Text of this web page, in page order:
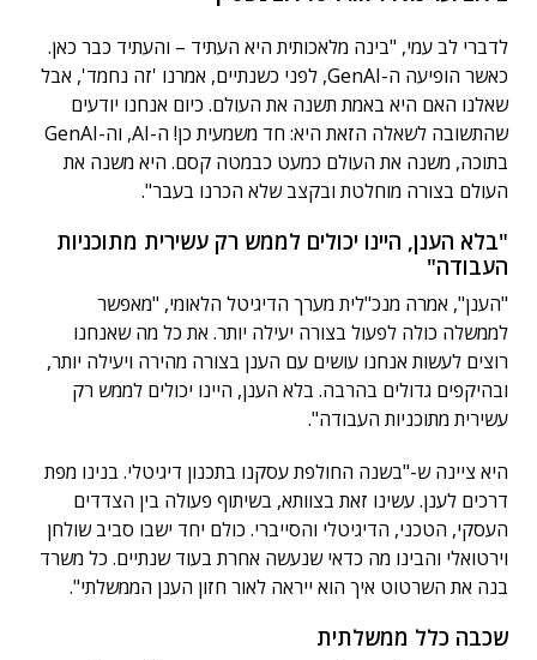
לדברי לב עמי, "בינה מלאכותית היא העתיד – והעתיד כבר כאן.
כאשר הופיעה ה-GenAI, לפני כשנתיים, אמרנו 'זה נחמד', אבל
שאלנו האם היא באמת תשנה את העולם. כיום אנחנו יודעים
שהתשובה לשאלה הזאת היא: חד משמעית כן! ה-AI, וה-GenAI
בתוכה, משנה את העולם כמעט כבמטה קסם. היא משנה את
העולם בצורה מוחלטת ובקצב שלא הכרנו בעבר".
"בלא הענן, היינו יכולים לממש רק עשירית מתוכניות
העבודה"
"הענן", אמרה מנכ"לית מערך הדיגיטל הלאומי, "מאפשר
לממשלה כולה לפעול בצורה יעילה יותר. את כל מה שאנחנו
רוצים לעשות אנחנו עושים עם הענן בצורה מהירה ויעילה יותר,
ובהיקפים גדולים בהרבה. בלא הענן, היינו יכולים לממש רק
עשירית מתוכניות העבודה".
היא ציינה ש-"בשנה החולפת עסקנו בתכנון דיגיטלי. בנינו מפת
דרכים לענן. עשינו זאת בצוותא, בשיתוף פעולה בין הצדדים
העסקי, הטכני, הדיגיטלי והסייברי. כולם יחד ישבו סביב שולחן
וירטואלי והבינו מה כדאי שנעשה אחרת בעוד שנתיים. כל משרד
בנה את השרטוט איך הוא ייראה לאור חזון הענן הממשלתי".
שכבה כלל ממשלתית